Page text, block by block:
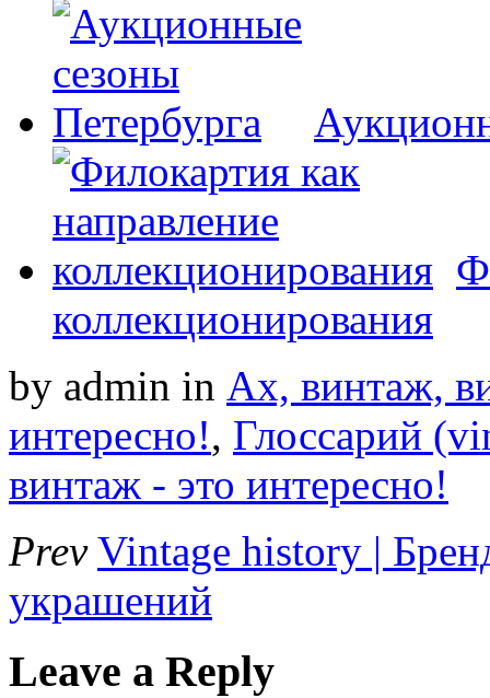
коллекционирования
by admin in Ах, винтаж,
интересно!, Глоссарий
винтаж - это интересно!
Prev Vintage history |
украшений
Leave a Reply